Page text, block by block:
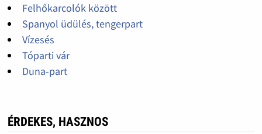
Felhőkarcolók között
Spanyol üdülés, tengerpart
Vízesés
Tóparti vár
Duna-part
ÉRDEKES, HASZNOS